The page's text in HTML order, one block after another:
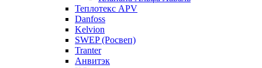
Теплотекс APV
Danfoss
Kelvion
SWEP (Росвеп)
Tranter
Анвитэк